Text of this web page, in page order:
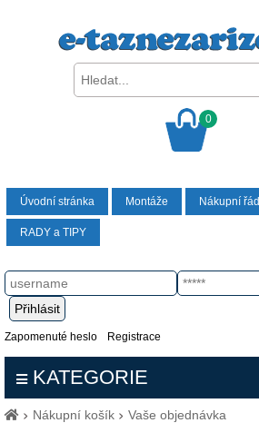
0
Úvodní stránka Montáže Nákupní řád
RADY a TIPY
Zapomenuté heslo Registrace
KATEGORIE
Nákupní košík Vaše objednávka